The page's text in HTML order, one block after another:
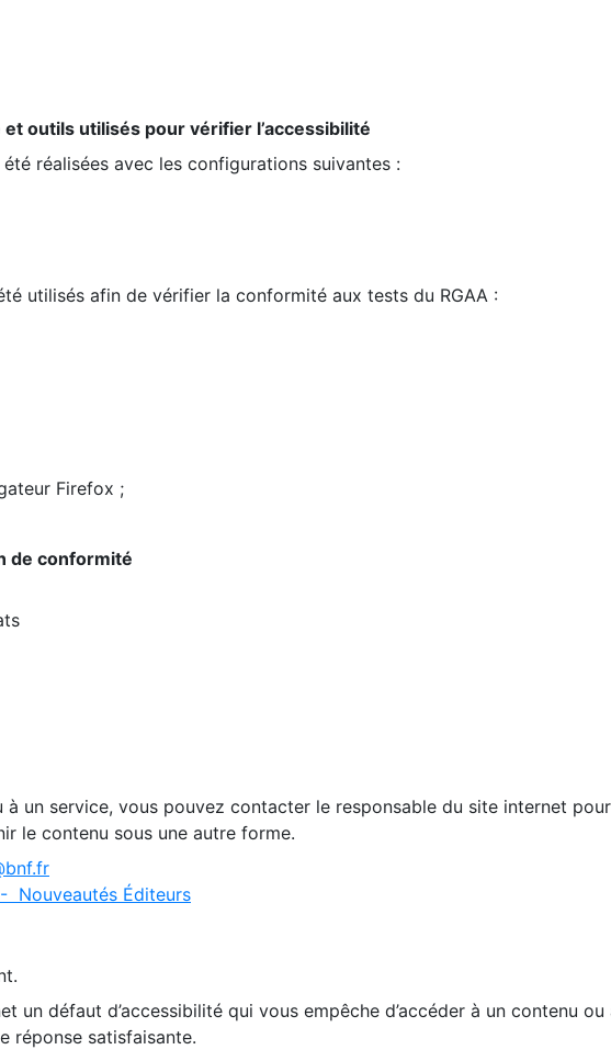
outils utilisés pour vérifier l’accessibilité
réalisées avec les configurations suivantes :
utilisés afin de vérifier la conformité aux tests du RGAA :
Firefox ;
de conformité
à un service, vous pouvez contacter le responsable du site internet
le contenu sous une autre forme.
Nouveautés Éditeurs
un défaut d’accessibilité qui vous empêche d’accéder à un contenu ou
réponse satisfaisante.